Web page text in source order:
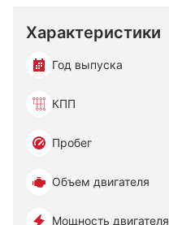
Характеристики
Год выпуска
КПП
Пробег
Объем двигателя
Мощность двигателя